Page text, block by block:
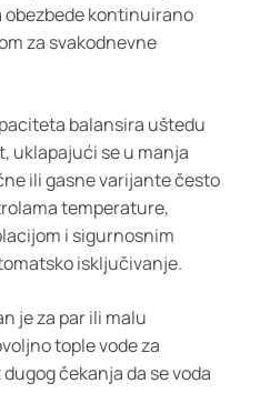
obezbede kontinuirano
za svakodnevne
balansira uštedu
uklapajući se u manja
ili gasne varijante često
temperature,
i sigurnosnim
isključivanje.
je za par ili malu
tople vode za
čekanja da se voda